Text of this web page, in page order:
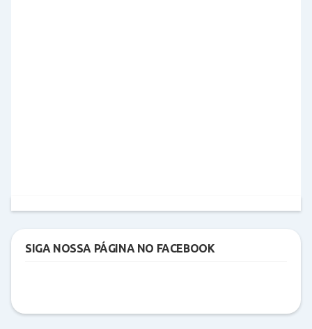
SIGA NOSSA PÁGINA NO FACEBOOK